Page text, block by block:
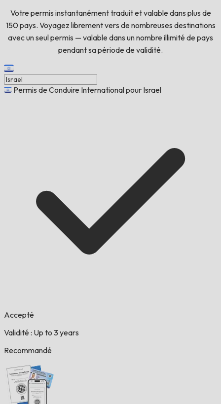
Votre permis instantanément traduit et valable dans plus de
150 pays. Voyagez librement vers de nombreuses destinations
avec un seul permis — valable dans un nombre illimité de pays
pendant sa période de validité.
Permis de Conduire International pour Israel
Accepté
Validité : Up to 3 years
Recommandé